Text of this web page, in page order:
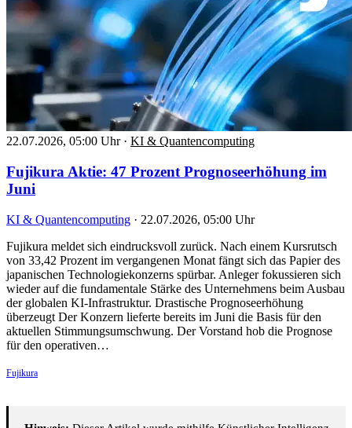
22.07.2026, 05:00 Uhr · KI & Quantencomputing
Fujikura Aktie: 47 Prozent Prognoseerhöhung im
Juni
KI & Quantencomputing · 22.07.2026, 05:00 Uhr
Fujikura meldet sich eindrucksvoll zurück. Nach einem Kursrutsch
von 33,42 Prozent im vergangenen Monat fängt sich das Papier des
japanischen Technologiekonzerns spürbar. Anleger fokussieren sich
wieder auf die fundamentale Stärke des Unternehmens beim Ausbau
der globalen KI-Infrastruktur. Drastische Prognoseerhöhung
überzeugt Der Konzern lieferte bereits im Juni die Basis für den
aktuellen Stimmungsumschwung. Der Vorstand hob die Prognose
für den operativen…
Fujikura